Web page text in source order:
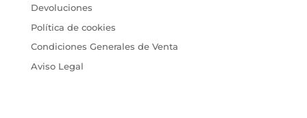
Devoluciones
Política de cookies
Condiciones Generales de Venta
Aviso Legal